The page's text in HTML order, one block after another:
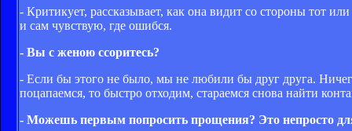
- Критикует, рассказывает, как она видит со стороны тот
и сам чувствую, где ошибся.
- Вы с женою ссоритесь?
- Если бы этого не было, мы не любили бы друг друга.
поцапаемся, то быстро отходим, стараемся снова найти
- Можешь первым попросить прощения? Это непросто